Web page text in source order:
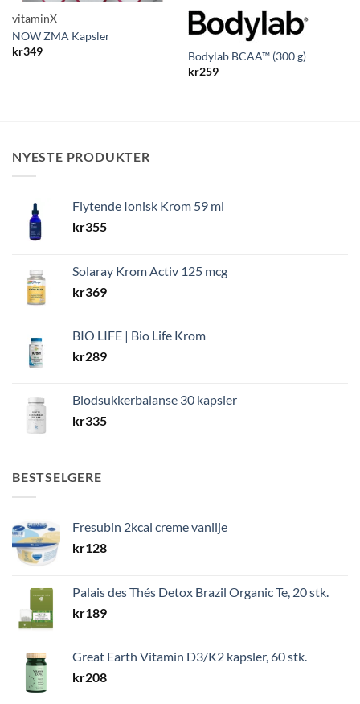
vitaminX
NOW ZMA Kapsler
kr349
Bodylab BCAA™ (300 g)
kr259
NYESTE PRODUKTER
Flytende Ionisk Krom 59 ml
kr355
Solaray Krom Activ 125 mcg
kr369
BIO LIFE | Bio Life Krom
kr289
Blodsukkerbalanse 30 kapsler
kr335
BESTSELGERE
Fresubin 2kcal creme vanilje
kr128
Palais des Thés Detox Brazil Organic Te, 20 stk.
kr189
Great Earth Vitamin D3/K2 kapsler, 60 stk.
kr208